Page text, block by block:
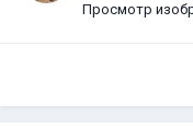
Просмотр